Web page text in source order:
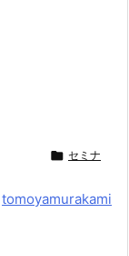
 セミナ
tomoyamurakami